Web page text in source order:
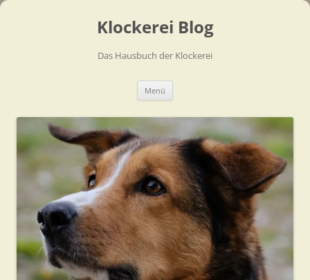
Klockerei Blog
Das Hausbuch der Klockerei
Menü